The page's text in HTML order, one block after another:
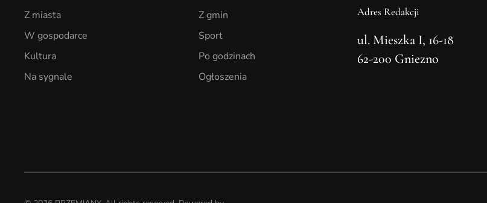
Z miasta
W gospodarce
Kultura
Na sygnale
Z gmin
Sport
Po godzinach
Ogłoszenia
Adres Redakcji
ul. Mieszka I, 16-18
62-200 Gniezno